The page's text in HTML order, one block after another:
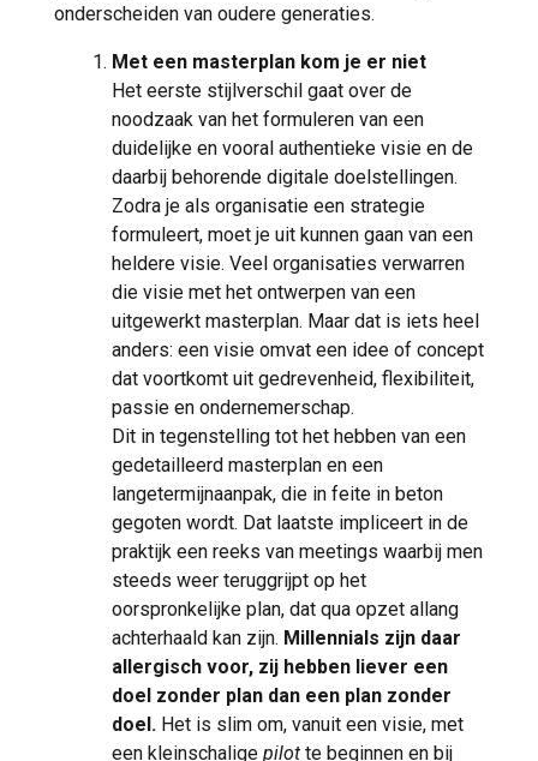
onderscheiden van oudere generaties.
Met een masterplan kom je er niet
Het eerste stijlverschil gaat over de
noodzaak van het formuleren van een
duidelijke en vooral authentieke visie en de
daarbij behorende digitale doelstellingen.
Zodra je als organisatie een strategie
formuleert, moet je uit kunnen gaan van een
heldere visie. Veel organisaties verwarren
die visie met het ontwerpen van een
uitgewerkt masterplan. Maar dat is iets heel
anders: een visie omvat een idee of concept
dat voortkomt uit gedrevenheid, flexibiliteit,
passie en ondernemerschap.
Dit in tegenstelling tot het hebben van een
gedetailleerd masterplan en een
langetermijnaanpak, die in feite in beton
gegoten wordt. Dat laatste impliceert in de
praktijk een reeks van meetings waarbij men
steeds weer teruggrijpt op het
oorspronkelijke plan, dat qua opzet allang
achterhaald kan zijn. Millennials zijn daar
allergisch voor, zij hebben liever een
doel zonder plan dan een plan zonder
doel. Het is slim om, vanuit een visie, met
een kleinschalige pilot te beginnen en bij